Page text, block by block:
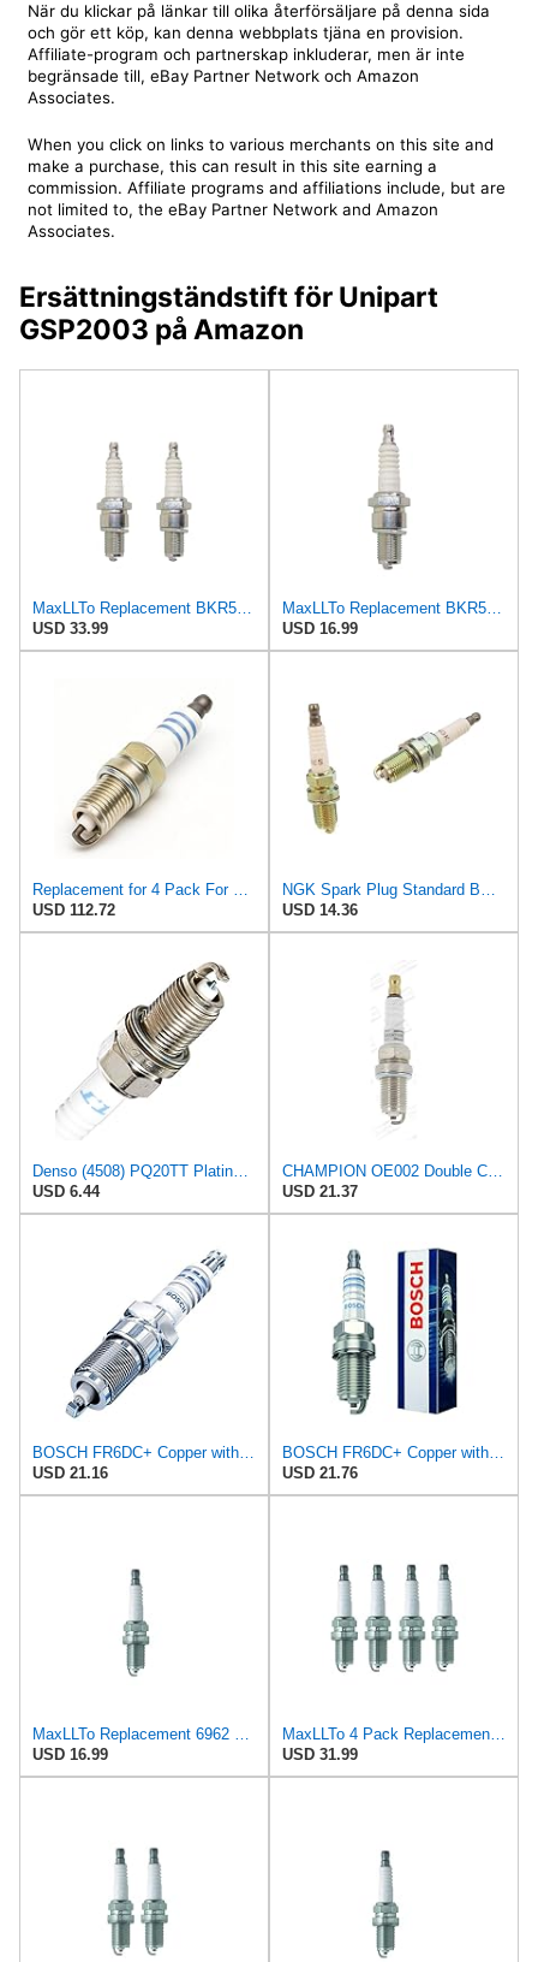
När du klickar på länkar till olika återförsäljare på denna sida
och gör ett köp, kan denna webbplats tjäna en provision.
Affiliate-program och partnerskap inkluderar, men är inte
begränsade till, eBay Partner Network och Amazon
Associates.
When you click on links to various merchants on this site and
make a purchase, this can result in this site earning a
commission. Affiliate programs and affiliations include, but are
not limited to, the eBay Partner Network and Amazon
Associates.
Ersättningständstift för Unipart
GSP2003 på Amazon
MaxLLTo Replacement BKR5ES Spark Plug for Champion 7440 EON2 OE005 OE013 OE013/T10, 2 pack
USD 33.99
USD 16.99
USD 112.72
USD 14.36
Denso (4508) PQ20TT Platinum TT Spark Plug, (Pack of 1)
USD 6.44
USD 21.37
BOSCH FR6DC+ Copper with Nickel Spark Plug - Pack of 10
USD 21.16
USD 21.76
USD 16.99
USD 31.99